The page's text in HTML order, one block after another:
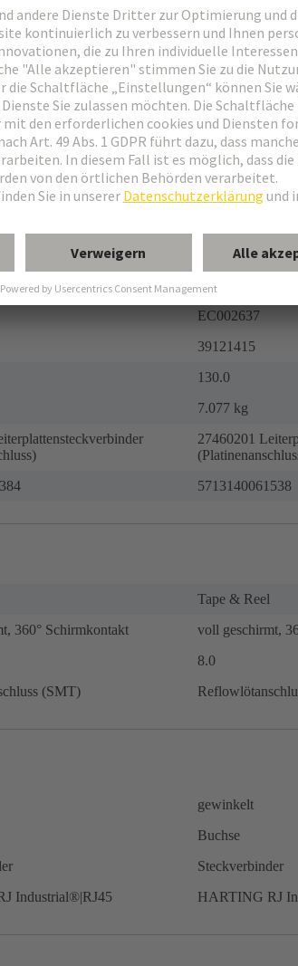
konform
e
konform
nicht enthalten
Taiwan
85366990
EC002637
39121415
130.0
7.077 kg
27460201
5713140061538
Tape & Reel
360° Schirmkontakt
voll geschirmt,
8.0
(SMT)
gewinkelt
Buchse
Steckverbinder
Industrial®|RJ45 HARTING RJ